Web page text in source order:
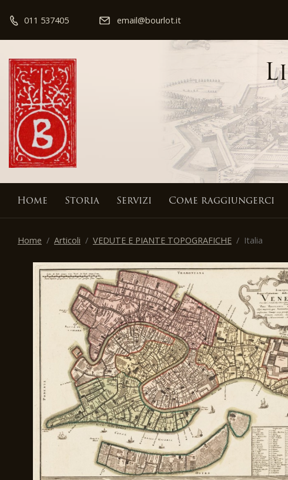
011 537405 email@bourlot.it
Home Storia Servizi Come raggiungerci
Home Articoli VEDUTE E PIANTE TOPOGRAFICHE Italia